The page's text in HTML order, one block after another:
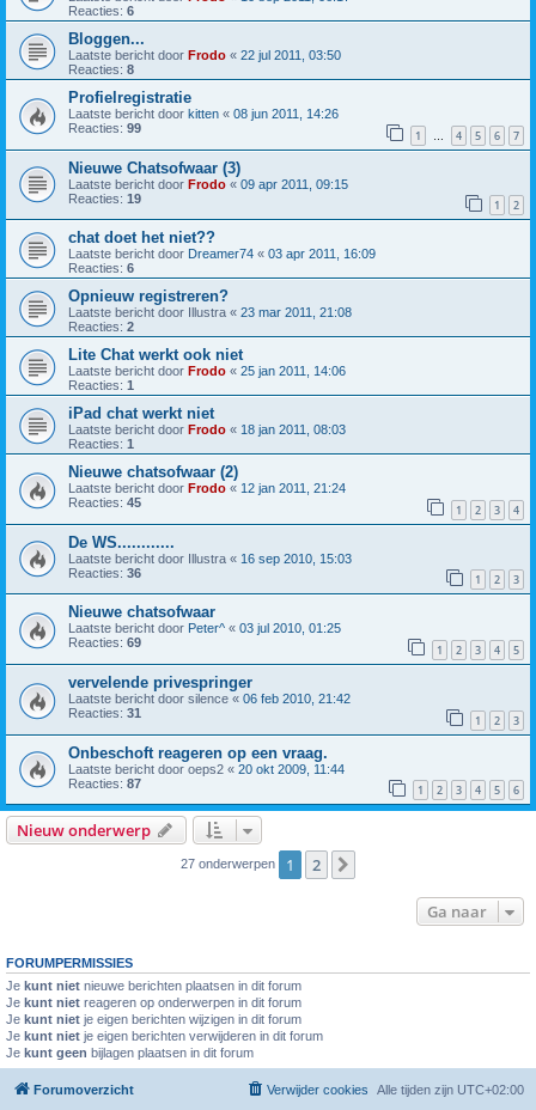
Reacties: 6
Bloggen...
Laatste bericht door Frodo « 22 jul 2011, 03:50
Reacties: 8
Profielregistratie
Laatste bericht door kitten « 08 jun 2011, 14:26
Reacties: 99 1 … 4 5 6 7
Nieuwe Chatsofwaar (3)
Laatste bericht door Frodo « 09 apr 2011, 09:15
Reacties: 19 1 2
chat doet het niet??
Laatste bericht door Dreamer74 « 03 apr 2011, 16:09
Reacties: 6
Opnieuw registreren?
Laatste bericht door Illustra « 23 mar 2011, 21:08
Reacties: 2
Lite Chat werkt ook niet
Laatste bericht door Frodo « 25 jan 2011, 14:06
Reacties: 1
iPad chat werkt niet
Laatste bericht door Frodo « 18 jan 2011, 08:03
Reacties: 1
Nieuwe chatsofwaar (2)
Laatste bericht door Frodo « 12 jan 2011, 21:24
Reacties: 45 1 2 3 4
De WS............
Laatste bericht door Illustra « 16 sep 2010, 15:03
Reacties: 36 1 2 3
Nieuwe chatsofwaar
Laatste bericht door Peter^ « 03 jul 2010, 01:25
Reacties: 69 1 2 3 4 5
vervelende privespringer
Laatste bericht door silence « 06 feb 2010, 21:42
Reacties: 31 1 2 3
Onbeschoft reageren op een vraag.
Laatste bericht door oeps2 « 20 okt 2009, 11:44
Reacties: 87 1 2 3 4 5 6
Nieuw onderwerp
27 onderwerpen 1 2
Ga naar
FORUMPERMISSIES
Je kunt niet nieuwe berichten plaatsen in dit forum
Je kunt niet reageren op onderwerpen in dit forum
Je kunt niet je eigen berichten wijzigen in dit forum
Je kunt niet je eigen berichten verwijderen in dit forum
Je kunt geen bijlagen plaatsen in dit forum
Forumoverzicht Alle tijden zijn UTC+02:00
Verwijder cookies